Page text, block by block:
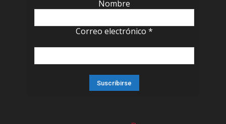
Nombre
Correo electrónico *